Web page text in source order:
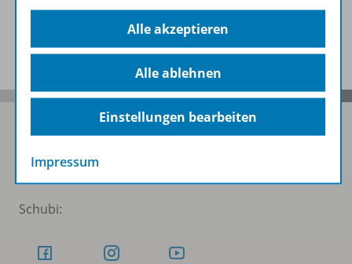
Benachrichtigungs-Service
Folgen Sie uns auf Social Media
Schubi:
Alle akzeptieren
Alle ablehnen
Einstellungen bearbeiten
Impressum